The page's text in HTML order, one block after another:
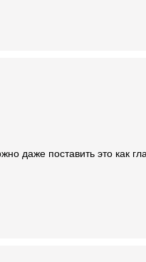
даже поставить это как